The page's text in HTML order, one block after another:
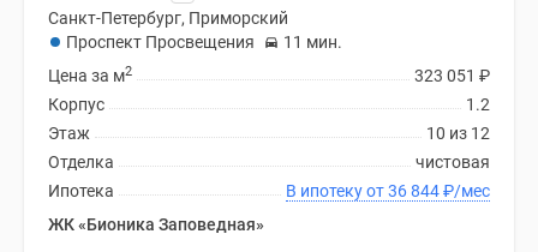
Санкт-Петербург, Приморский
Проспект Просвещения
11 мин.
323 051 ₽
Цена за м2
1.2
Корпус
10 из 12
Этаж
чистовая
Отделка
В ипотеку от 36 844₽/мес
Ипотека
ЖК «Бионика Заповедная»